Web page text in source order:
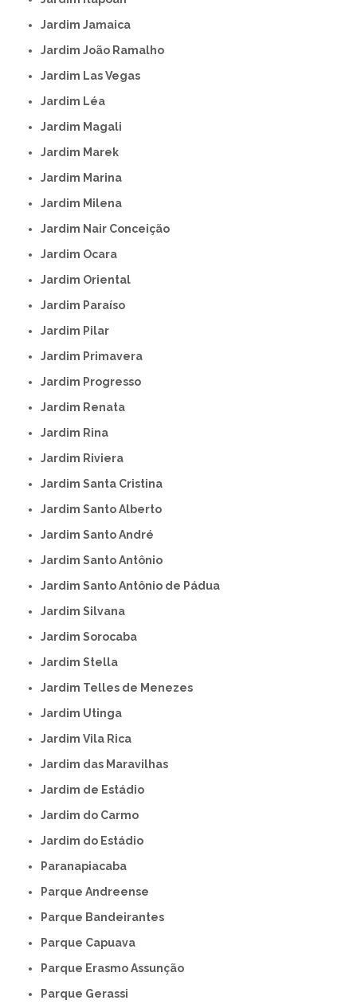
Jardim Jamaica
Jardim João Ramalho
Jardim Las Vegas
Jardim Léa
Jardim Magali
Jardim Marek
Jardim Marina
Jardim Milena
Jardim Nair Conceição
Jardim Ocara
Jardim Oriental
Jardim Paraíso
Jardim Pilar
Jardim Primavera
Jardim Progresso
Jardim Renata
Jardim Rina
Jardim Riviera
Jardim Santa Cristina
Jardim Santo Alberto
Jardim Santo André
Jardim Santo Antônio
Jardim Santo Antônio de Pádua
Jardim Silvana
Jardim Sorocaba
Jardim Stella
Jardim Telles de Menezes
Jardim Utinga
Jardim Vila Rica
Jardim das Maravilhas
Jardim de Estádio
Jardim do Carmo
Jardim do Estádio
Paranapiacaba
Parque Andreense
Parque Bandeirantes
Parque Capuava
Parque Erasmo Assunção
Parque Gerassi